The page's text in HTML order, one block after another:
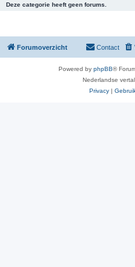
Deze categorie heeft geen forums.
Forumoverzicht Contact
Powered by phpBB®
Nederlandse
Privacy |